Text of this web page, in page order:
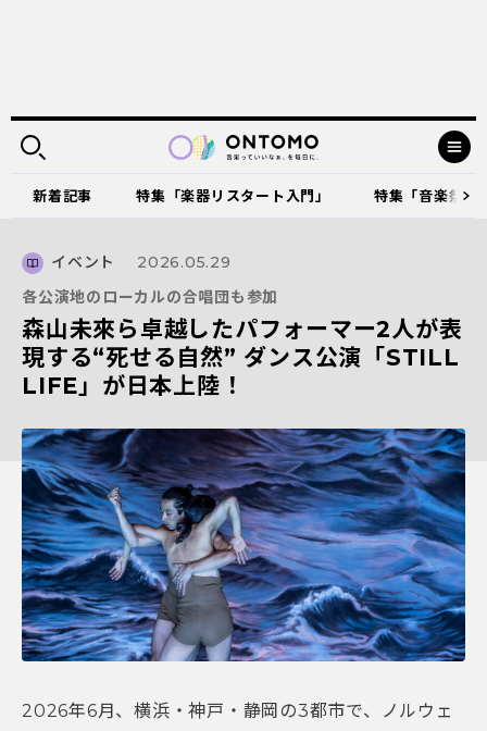
新着記事 特集「楽器リスタート入門」 特集「音楽祭
イベント
2026.05.29
各公演地のローカルの合唱団も参加
森山未來ら卓越したパフォーマー2人が表
現する“死せる自然” ダンス公演「STILL
LIFE」が日本上陸！
2026年6月、横浜・神戸・静岡の3都市で、ノルウェ